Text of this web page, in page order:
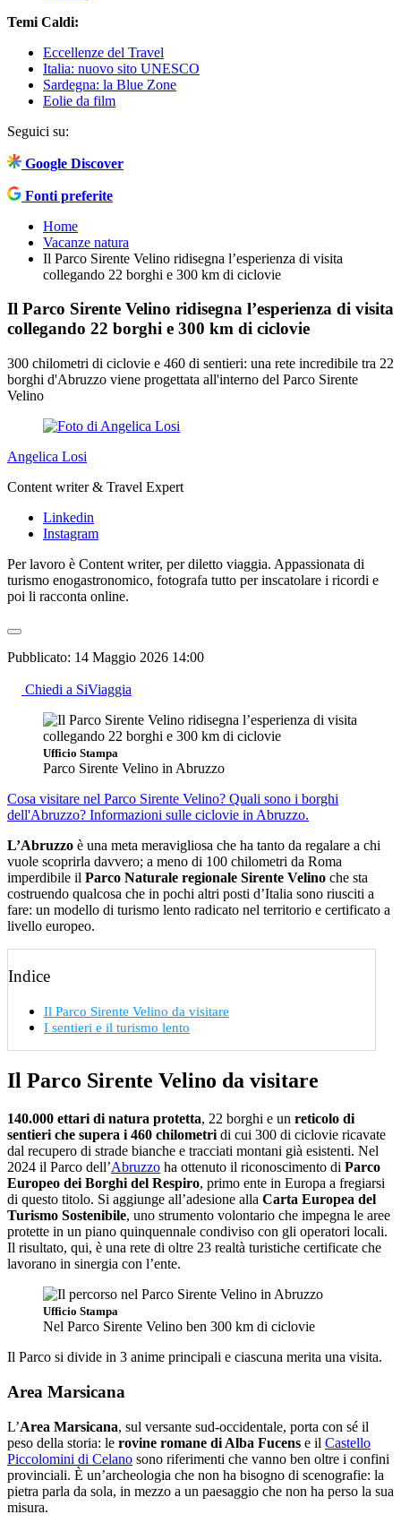
Temi Caldi:
Eccellenze del Travel
Italia: nuovo sito UNESCO
Sardegna: la Blue Zone
Eolie da film
Seguici su:
Google Discover
Fonti preferite
Home
Vacanze natura
Il Parco Sirente Velino ridisegna l’esperienza di visita
collegando 22 borghi e 300 km di ciclovie
Il Parco Sirente Velino ridisegna l’esperienza di visita
collegando 22 borghi e 300 km di ciclovie
300 chilometri di ciclovie e 460 di sentieri: una rete incredibile tra 22
borghi d'Abruzzo viene progettata all'interno del Parco Sirente
Velino
Angelica Losi
Content writer & Travel Expert
Linkedin
Instagram
Per lavoro è Content writer, per diletto viaggia. Appassionata di
turismo enogastronomico, fotografa tutto per inscatolare i ricordi e
poi li racconta online.
Pubblicato: 14 Maggio 2026 14:00
Chiedi a SiViaggia
Ufficio Stampa
Parco Sirente Velino in Abruzzo
Cosa visitare nel Parco Sirente Velino? Quali sono i borghi
dell'Abruzzo? Informazioni sulle ciclovie in Abruzzo.
L’Abruzzo è una meta meravigliosa che ha tanto da regalare a chi
vuole scoprirla davvero; a meno di 100 chilometri da Roma
imperdibile il Parco Naturale regionale Sirente Velino che sta
costruendo qualcosa che in pochi altri posti d’Italia sono riusciti a
fare: un modello di turismo lento radicato nel territorio e certificato a
livello europeo.
Indice
Il Parco Sirente Velino da visitare
I sentieri e il turismo lento
Il Parco Sirente Velino da visitare
140.000 ettari di natura protetta, 22 borghi e un reticolo di
sentieri che supera i 460 chilometri di cui 300 di ciclovie ricavate
dal recupero di strade bianche e tracciati montani già esistenti. Nel
2024 il Parco dell’Abruzzo ha ottenuto il riconoscimento di Parco
Europeo dei Borghi del Respiro, primo ente in Europa a fregiarsi
di questo titolo. Si aggiunge all’adesione alla Carta Europea del
Turismo Sostenibile, uno strumento volontario che impegna le aree
protette in un piano quinquennale condiviso con gli operatori locali.
Il risultato, qui, è una rete di oltre 23 realtà turistiche certificate che
lavorano in sinergia con l’ente.
Ufficio Stampa
Nel Parco Sirente Velino ben 300 km di ciclovie
Il Parco si divide in 3 anime principali e ciascuna merita una visita.
Area Marsicana
L’Area Marsicana, sul versante sud-occidentale, porta con sé il
peso della storia: le rovine romane di Alba Fucens e il Castello
Piccolomini di Celano sono riferimenti che vanno ben oltre i confini
provinciali. È un’archeologia che non ha bisogno di scenografie: la
pietra parla da sola, in mezzo a un paesaggio che non ha perso la sua
misura.